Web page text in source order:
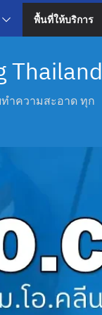
พื้นที่ให้บริการ
Thailand
ำความสะอาด ทุก